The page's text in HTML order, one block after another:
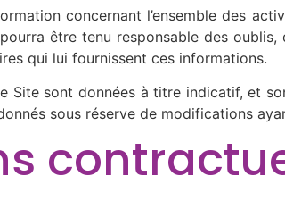
concernant l’ensemble des
être tenu responsable des
qui lui fournissent ces informations.
Site sont données à titre indicatif, et
sous réserve de modifications